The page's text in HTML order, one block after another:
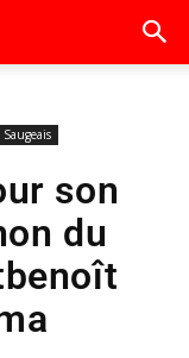
Saugeais
son
du